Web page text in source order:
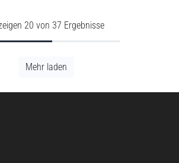
20 von 37 Ergebnisse
Mehr laden